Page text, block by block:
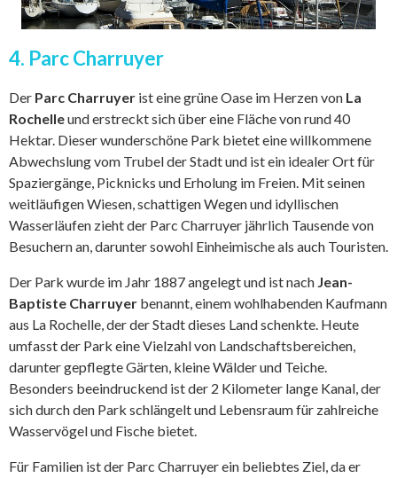
4. Parc Charruyer
Der Parc Charruyer ist eine grüne Oase im Herzen von La
Rochelleund erstreckt sich über eine Fläche von rund 40
Hektar. Dieser wunderschöne Park bietet eine willkommene
Abwechslung vom Trubel der Stadt und ist ein idealer Ort für
Spaziergänge, Picknicks und Erholung im Freien. Mit seinen
weitläufigen Wiesen, schattigen Wegen und idyllischen
Wasserläufen zieht der Parc Charruyer jährlich Tausende von
Besuchern an, darunter sowohl Einheimische als auch Touristen.
Der Park wurde im Jahr 1887 angelegt und ist nach Jean-
Baptiste Charruyer benannt, einem wohlhabenden Kaufmann
aus La Rochelle, der der Stadt dieses Land schenkte. Heute
umfasst der Park eine Vielzahl von Landschaftsbereichen,
darunter gepflegte Gärten, kleine Wälder und Teiche.
Besonders beeindruckend ist der 2 Kilometer lange Kanal, der
sich durch den Park schlängelt und Lebensraum für zahlreiche
Wasservögel und Fische bietet.
Für Familien ist der Parc Charruyer ein beliebtes Ziel, da er